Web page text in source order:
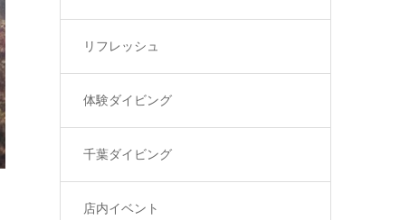
リフレッシュ
体験ダイビング
千葉ダイビング
店内イベント